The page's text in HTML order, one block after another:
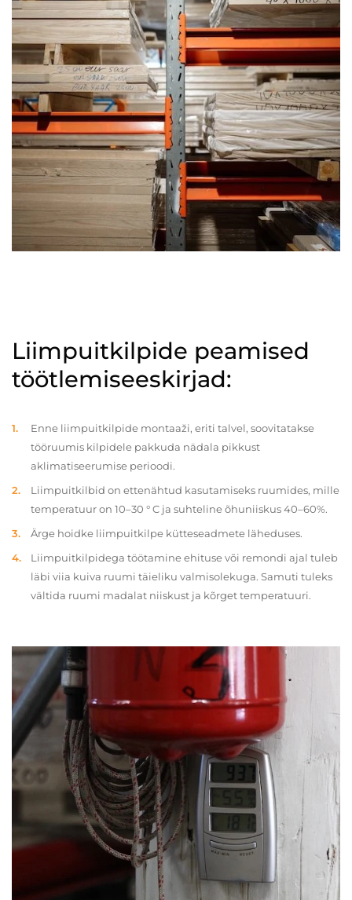
Liimpuitkilpide peamised
töötlemiseeskirjad:
Enne liimpuitkilpide montaaži, eriti talvel, soovitatakse
tööruumis kilpidele pakkuda nädala pikkust
aklimatiseerumise perioodi.
Liimpuitkilbid on ettenähtud kasutamiseks ruumides, mille
temperatuur on 10–30 ° C ja suhteline õhuniiskus 40–60%.
Ärge hoidke liimpuitkilpe kütteseadmete läheduses.
Liimpuitkilpidega töötamine ehituse või remondi ajal tuleb
läbi viia kuiva ruumi täieliku valmisolekuga. Samuti tuleks
vältida ruumi madalat niiskust ja kõrget temperatuuri.